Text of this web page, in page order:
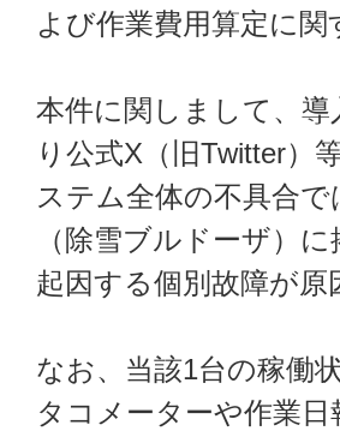
よび作業費用算定に
本件に関しまして、
り公式X（旧Twitter）
ステム全体の不具合
（除雪ブルドーザ）
起因する個別故障が
なお、当該1台の稼働
タコメーターや作業